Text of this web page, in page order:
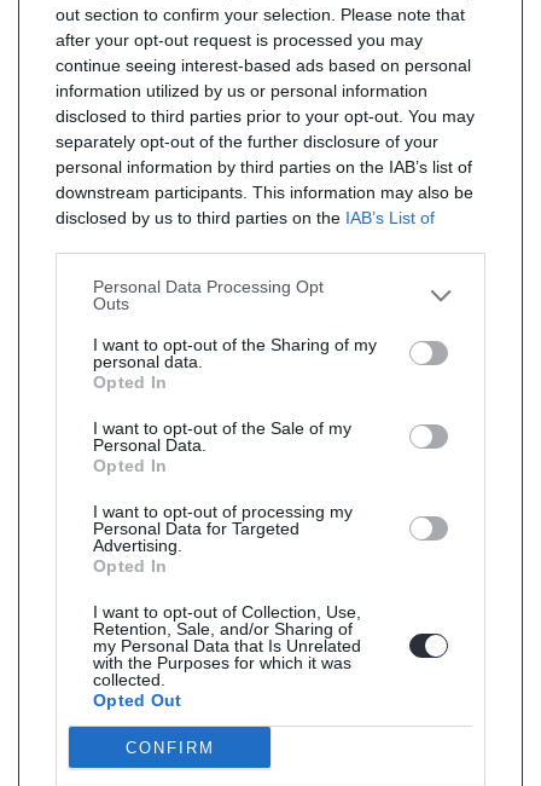
out section to confirm your selection. Please note that
after your opt-out request is processed you may
continue seeing interest-based ads based on personal
information utilized by us or personal information
disclosed to third parties prior to your opt-out. You may
separately opt-out of the further disclosure of your
personal information by third parties on the IAB’s list of
downstream participants. This information may also be
disclosed by us to third parties on the IAB’s List of
Personal Data Processing Opt
Outs
I want to opt-out of the Sharing of my
personal data.
Opted In
I want to opt-out of the Sale of my
Personal Data.
Opted In
I want to opt-out of processing my
Personal Data for Targeted
Advertising.
Opted In
I want to opt-out of Collection, Use,
Retention, Sale, and/or Sharing of
my Personal Data that Is Unrelated
with the Purposes for which it was
collected.
Opted Out
CONFIRM